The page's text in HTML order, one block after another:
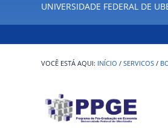
UNIVERSIDADE FEDERAL DE
INÍCIO / SERVICOS /